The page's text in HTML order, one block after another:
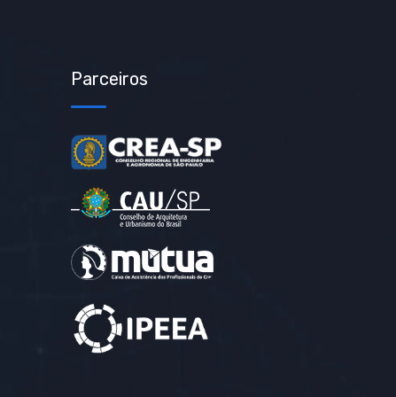
Parceiros